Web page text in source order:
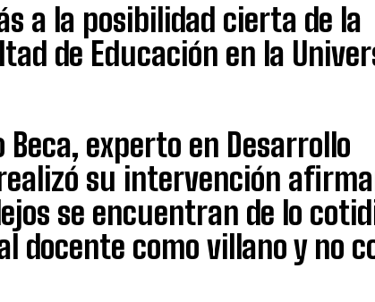
a la posibilidad cierta de la
de Educación en la
Beca, experto en Desarrollo
su intervención
se encuentran de lo
docente como villano y no